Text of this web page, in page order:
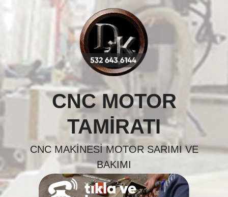
CNC MOTOR
TAMIRATI
CNC MAKINESI MOTOR SARIMI VE
BAKIMI